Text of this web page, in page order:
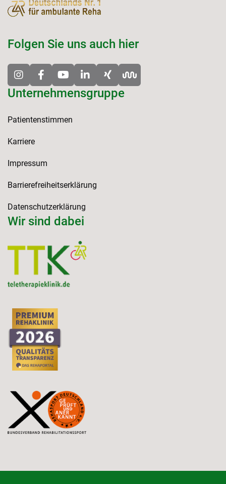
Unternehmensgruppe
Patientenstimmen
Karriere
Impressum
Barrierefreiheitserklärung
Datenschutzerklärung
Folgen Sie uns auch hier
Wir sind dabei